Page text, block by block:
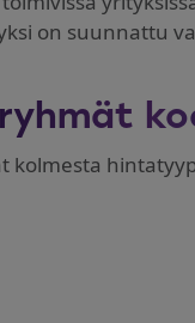
on suunnattu
kolmesta